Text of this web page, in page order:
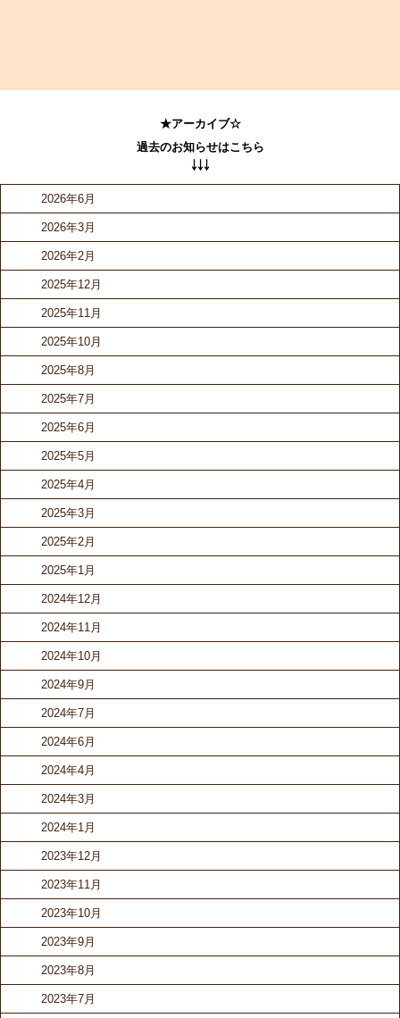
★アーカイブ☆
過去のお知らせはこちら
￬￬￬
2026年6月
2026年3月
2026年2月
2025年12月
2025年11月
2025年10月
2025年8月
2025年7月
2025年6月
2025年5月
2025年4月
2025年3月
2025年2月
2025年1月
2024年12月
2024年11月
2024年10月
2024年9月
2024年7月
2024年6月
2024年4月
2024年3月
2024年1月
2023年12月
2023年11月
2023年10月
2023年9月
2023年8月
2023年7月